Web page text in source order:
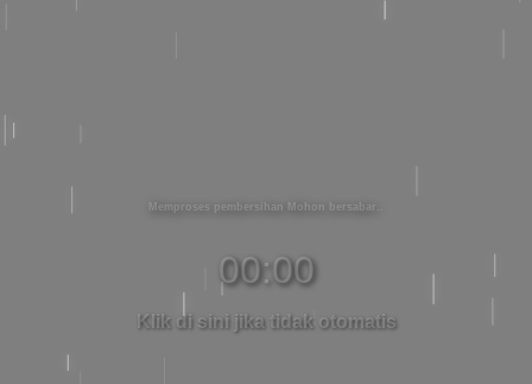
Memproses pembersihan Mohon bersabar
00:00
Klik di sini jika tidak otomatis